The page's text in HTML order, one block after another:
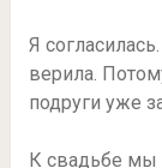
Я
верила.
подруги уже
К свадьбе мы